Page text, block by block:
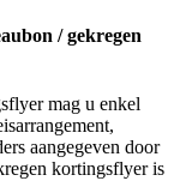
/ gekregen
mag u enkel
aangegeven door
kortingsflyer is